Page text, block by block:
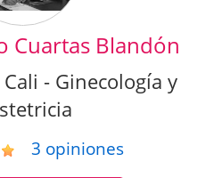
Cuartas Blandón
- Ginecología y
3 opiniones